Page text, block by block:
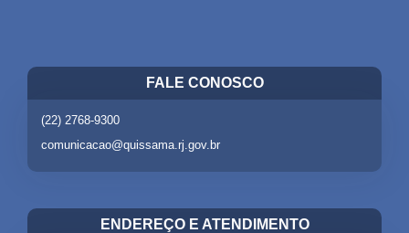
FALE CONOSCO
(22) 2768-9300
comunicacao@quissama.rj.gov.br
ENDEREÇO E ATENDIMENTO